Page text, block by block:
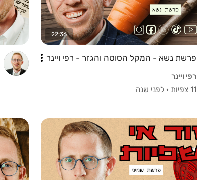
22:36
פרשת נשא - המקל הסוטה והגזר - רפי ויינר
רפי ויינר
11 צפיות
· לפני שנה